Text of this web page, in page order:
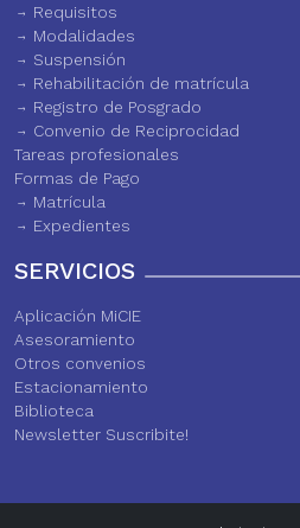
Requisitos
Modalidades
Suspensión
Rehabilitación de matrícula
Registro de Posgrado
Convenio de Reciprocidad
Tareas profesionales
Formas de Pago
Matrícula
Expedientes
SERVICIOS
Aplicación MiCIE
Asesoramiento
Otros convenios
Estacionamiento
Biblioteca
Newsletter Suscribite!